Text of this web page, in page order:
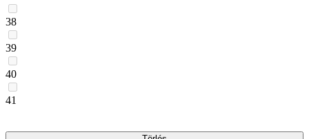
38
39
40
41